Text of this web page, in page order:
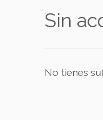
Sin
No tienes